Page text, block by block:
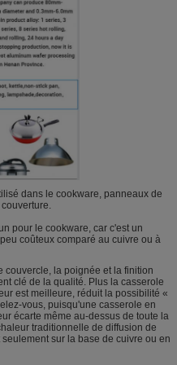
dans le cookware, panneaux de
pour le cookware, car c'est un
coûteux comparé au cuivre ou à
couvercle, la poignée et la finition
clé de la qualité. Plus la casserole
est meilleure, réduit la possibilité «
vous, puisqu'une casserole en
écarte même au-dessus de toute la
traditionnelle de diffusion de
sur la base de cuivre ou en